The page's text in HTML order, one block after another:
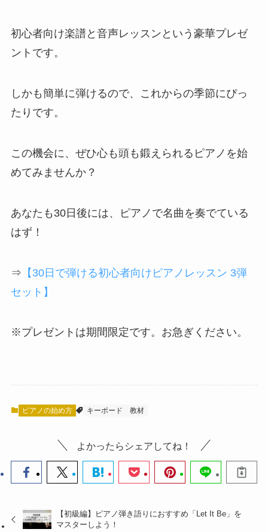
初心者向け楽譜と音声レッスンという豪華プレゼ
ントです。
しかも簡単に弾けるので、これからの季節にぴっ
たりです。
この機会に、ぜひ心も頭も鍛えられるピアノを始
めてみませんか？
あなたも30日後には、ピアノで名曲を奏でている
はず！
⇒ 【30日で弾ける初心者向けピアノレッスン 3弾
セット】
※プレゼントは期間限定です。お急ぎください。
ピアノの始め方 キーボード 教材
よかったらシェアしてね！
【初級編】ピアノ弾き語りにおすすめ「Let It Be」を
マスターしよう！